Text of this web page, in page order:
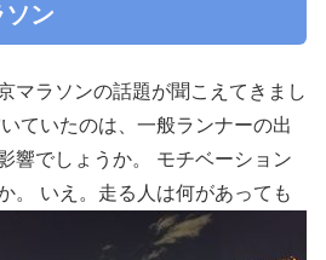
ン
マラソンの話題が聞こえてきまし
ていたのは、一般ランナーの出
響でしょうか。 モチベーション
。 いえ。走る人は何があっても